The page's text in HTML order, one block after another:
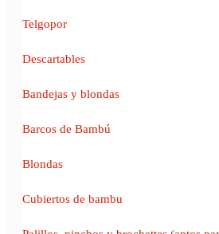
Telgopor
Descartables
Bandejas y blondas
Barcos de Bambú
Blondas
Cubiertos de bambu